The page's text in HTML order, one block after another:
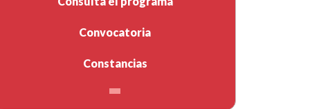
Convocatoria
Constancias